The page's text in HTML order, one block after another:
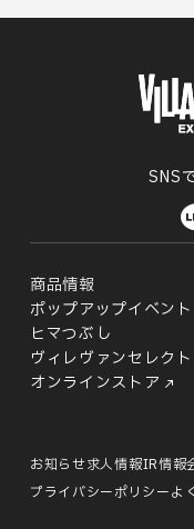
SNS
商品情報
ポップアップイベント
ヒマつぶし
ヴィレヴァンセレクト
オンラインストア
お知らせ求人情報IR情報
プライバシーポリシーよ